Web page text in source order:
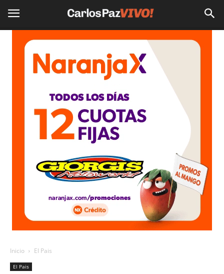
Inicio El Pais
El Pais